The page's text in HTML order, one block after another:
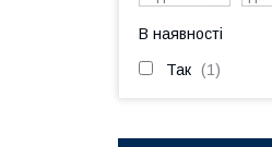
В наявності
Так 1